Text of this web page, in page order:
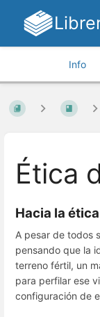
Info
Ética
Hacia la
A pesar de todos
pensando que la
terreno fértil, un
para perfilar ese
configuración de